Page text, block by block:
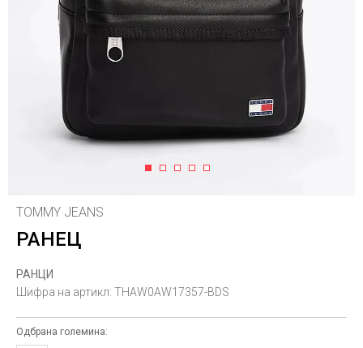
1 2 3 4 5
TOMMY JEANS
РАНЕЦ
РАНЦИ
Шифра на артикл: THAW0AW17357-BDS
Одбрана големина: